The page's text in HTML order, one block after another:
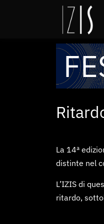
La 14ª
distinte nel
L’IZIS di
ritardo,